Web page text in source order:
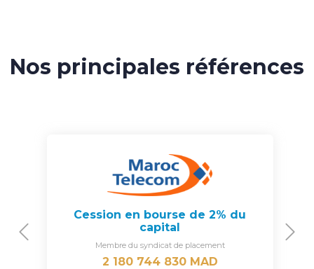
Nos principales références
Cession en bourse de 2% du
capital
Membre du syndicat de placement
2 180 744 830 MAD
Previous